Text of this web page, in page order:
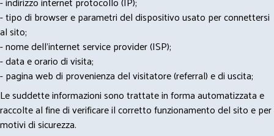
- tipo di browser e parametri del dispositivo usato per connettersi
al sito;
- nome dell'internet service provider (ISP);
- data e orario di visita;
- pagina web di provenienza del visitatore (referral) e di uscita;
Le suddette informazioni sono trattate in forma automatizzata e
raccolte al fine di verificare il corretto funzionamento del sito e per
motivi di sicurezza.